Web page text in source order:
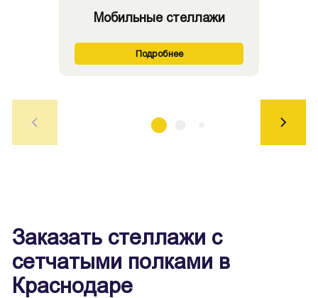
Мобильные стеллажи
Подробнее
Заказать стеллажи с
сетчатыми полками в
Краснодаре